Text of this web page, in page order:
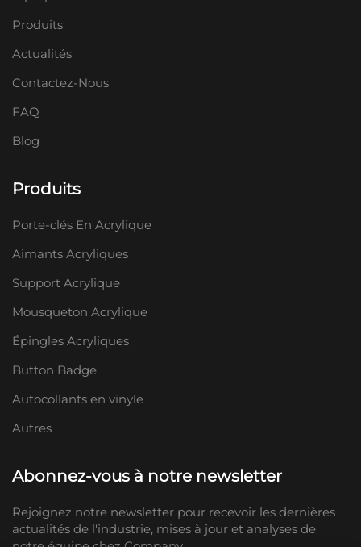
Produits
Actualités
Contactez-Nous
FAQ
Blog
Produits
Porte-clés En Acrylique
Aimants Acryliques
Support Acrylique
Mousqueton Acrylique
Épingles Acryliques
Button Badge
Autocollants en vinyle
Autres
Abonnez-vous à notre newsletter
Rejoignez notre newsletter pour recevoir les dernières
actualités de l'industrie, mises à jour et analyses de